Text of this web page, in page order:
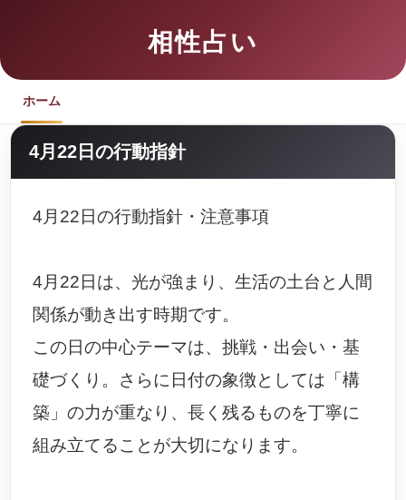
相性占い
ホーム
4月22日の行動指針
4月22日の行動指針・注意事項
4月22日は、光が強まり、生活の土台と人間
関係が動き出す時期です。
この日の中心テーマは、挑戦・出会い・基
礎づくり。さらに日付の象徴としては「構
築」の力が重なり、長く残るものを丁寧に
組み立てることが大切になります。